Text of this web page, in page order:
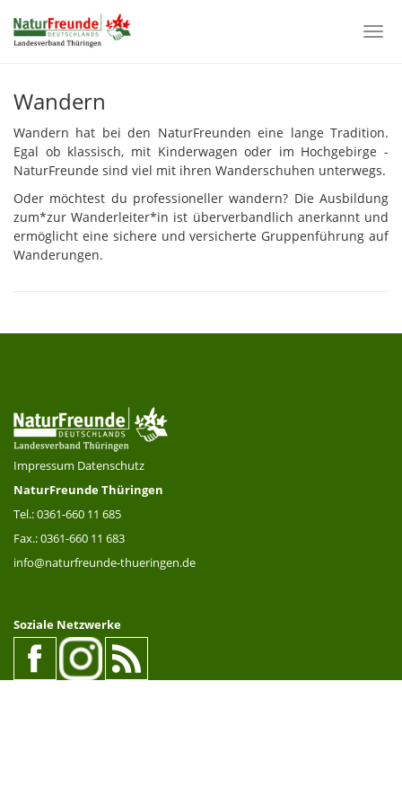
main
content
Wandern
Wandern hat bei den NaturFreunden eine lange Tradition.
Egal ob klassisch, mit Kinderwagen oder im Hochgebirge -
NaturFreunde sind viel mit ihren Wanderschuhen unterwegs.
Oder möchtest du professioneller wandern? Die Ausbildung
zum*zur Wanderleiter*in ist überverbandlich anerkannt und
ermöglicht eine sichere und versicherte Gruppenführung auf
Wanderungen.
Impressum Datenschutz
NaturFreunde Thüringen
Tel.: 0361-660 11 685
Fax.: 0361-660 11 683
info@naturfreunde-thueringen.de
Soziale Netzwerke